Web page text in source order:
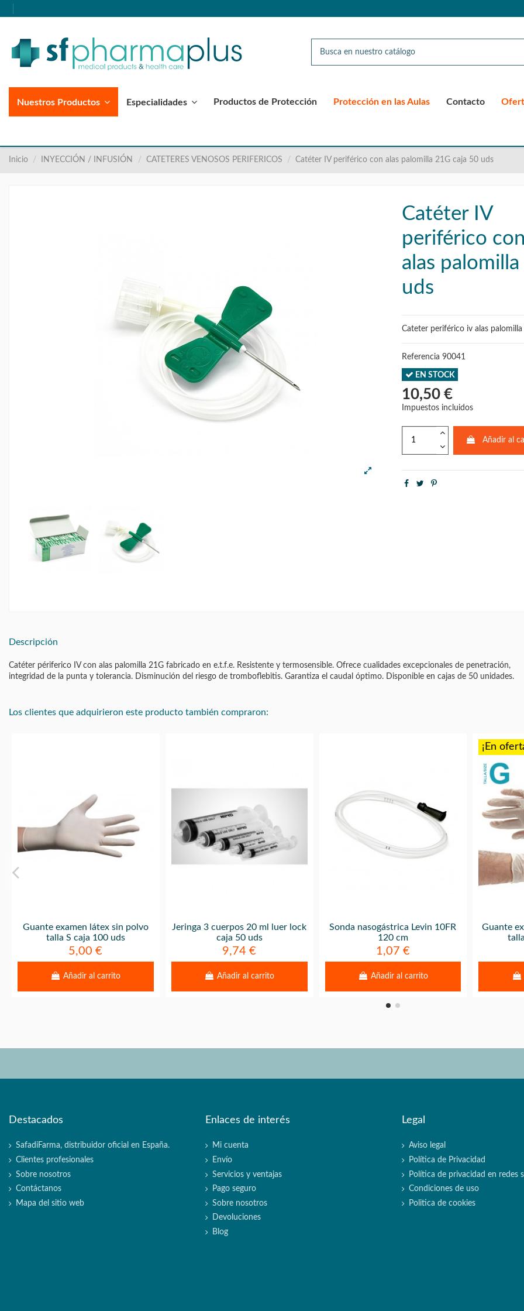
Nuestros Productos Especialidades Productos de Protección Protección en las Aulas Contacto
Inicio INYECCIÓN / INFUSIÓN CATETERES VENOSOS PERIFERICOS Catéter IV periférico con alas palomilla 21G caja 50 uds
Catéter IV
periférico
alas
uds
Cateter periférico iv alas palomilla
Referencia 90041
EN STOCK
10,50 €
Impuestos incluidos
Añadir al
Descripción
Catéter périferico IV con alas palomilla 21G fabricado en e.t.f.e. Resistente y termosensible. Ofrece cualidades excepcionales de penetración,
integridad de la punta y tolerancia. Disminución del riesgo de tromboflebitis. Garantiza el caudal óptimo. Disponible en cajas de 50 unidades.
Los clientes que adquirieron este producto también compraron:
Guante examen látex sin polvo
talla S caja 100 uds
5,00 €
Añadir al carrito
Jeringa 3 cuerpos 20 ml luer lock
caja 50 uds
9,74 €
Añadir al carrito
Sonda nasogástrica Levin 10FR
120 cm
1,07 €
Añadir al carrito
¡En
Guante
Destacados
SafadiFarma, distribuidor oficial en España.
Clientes profesionales
Sobre nosotros
Contáctanos
Mapa del sitio web
Enlaces de interés
Mi cuenta
Envío
Servicios y ventajas
Pago seguro
Sobre nosotros
Devoluciones
Blog
Legal
Aviso legal
Política de Privacidad
Política de privacidad en redes
Condiciones de uso
Politica de cookies